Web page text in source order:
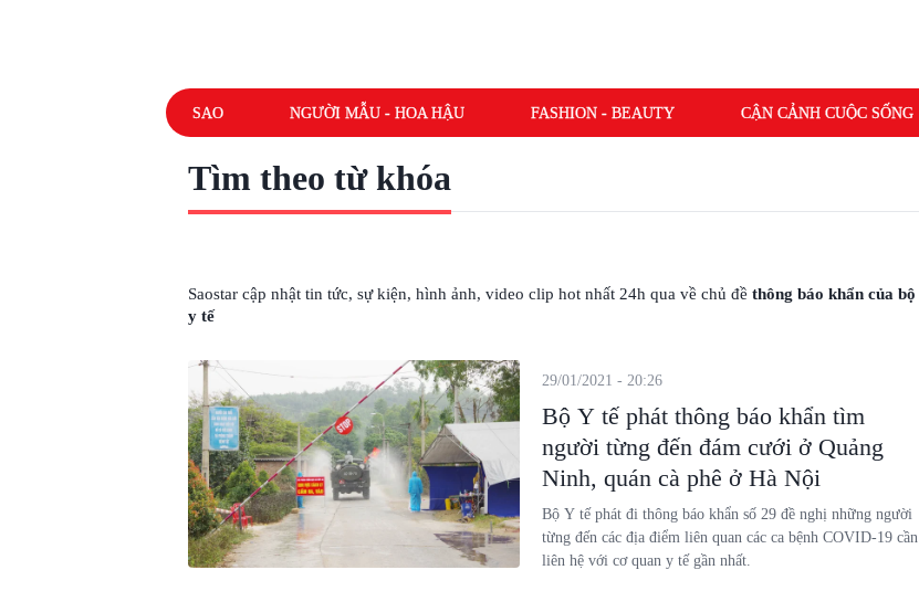
SAO NGƯỜI MẪU - HOA HẬU FASHION - BEAUTY CẬN CẢNH CUỘC SỐNG
Tìm theo từ khóa
Saostar cập nhật tin tức, sự kiện, hình ảnh, video clip hot nhất 24h qua về chủ đề thông báo khẩn của bộ
y tế
Bộ Y tế phát thông báo khẩn tìm
người từng đến đám cưới ở Quảng
Ninh, quán cà phê ở Hà Nội
29/01/2021 - 20:26
Bộ Y tế phát đi thông báo khẩn số 29 đề nghị những người
từng đến các địa điểm liên quan các ca bệnh COVID-19 cần
liên hệ với cơ quan y tế gần nhất.